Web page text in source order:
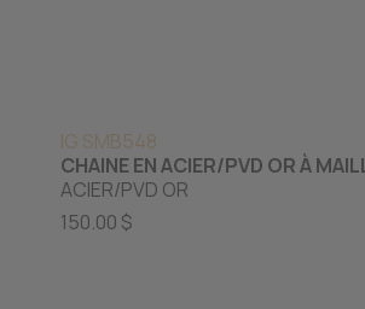
IG SMB548
CHAINE EN ACIER/PVD OR À
ACIER/PVD OR
150.00 $